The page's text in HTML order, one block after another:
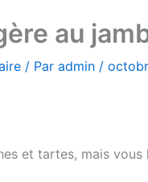
au
/ Par admin /
et tartes, mais